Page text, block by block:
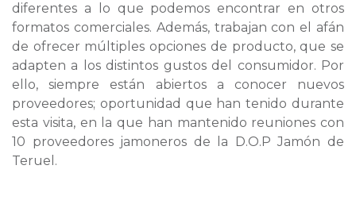
diferentes a lo que podemos encontrar en otros
formatos comerciales. Además, trabajan con el afán
de ofrecer múltiples opciones de producto, que se
adapten a los distintos gustos del consumidor. Por
ello, siempre están abiertos a conocer nuevos
proveedores; oportunidad que han tenido durante
esta visita, en la que han mantenido reuniones con
10 proveedores jamoneros de la D.O.P Jamón de
Teruel.